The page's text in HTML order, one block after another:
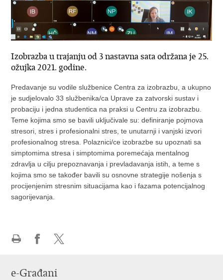
Izobrazba u trajanju od 3 nastavna sata održana je 25.
ožujka 2021. godine.
Predavanje su vodile službenice Centra za izobrazbu, a ukupno
je sudjelovalo 33 službenika/ca Uprave za zatvorski sustav i
probaciju i jedna studentica na praksi u Centru za izobrazbu.
Teme kojima smo se bavili uključivale su: definiranje pojmova
stresori, stres i profesionalni stres, te unutarnji i vanjski izvori
profesionalnog stresa. Polaznici/ce izobrazbe su upoznati sa
simptomima stresa i simptomima poremećaja mentalnog
zdravlja u cilju prepoznavanja i prevladavanja istih, a teme s
kojima smo se također bavili su osnovne strategije nošenja s
procijenjenim stresnim situacijama kao i fazama potencijalnog
sagorijevanja.
FacebookuTwitteru
e-Građani